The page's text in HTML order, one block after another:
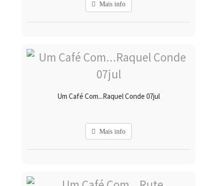
Mais info
Um Café Com...Raquel Conde 07jul
Mais info